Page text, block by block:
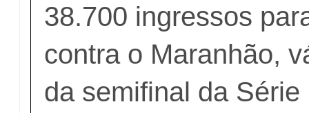
38.700 ingressos
contra o Maranhão,
da semifinal da Série